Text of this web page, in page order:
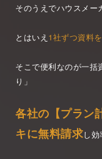
そのうえでハウスメー
とはいえ 1社ずつ資料
そこで便利なのが一括
り」
各社の【プラン
キに無料請求し